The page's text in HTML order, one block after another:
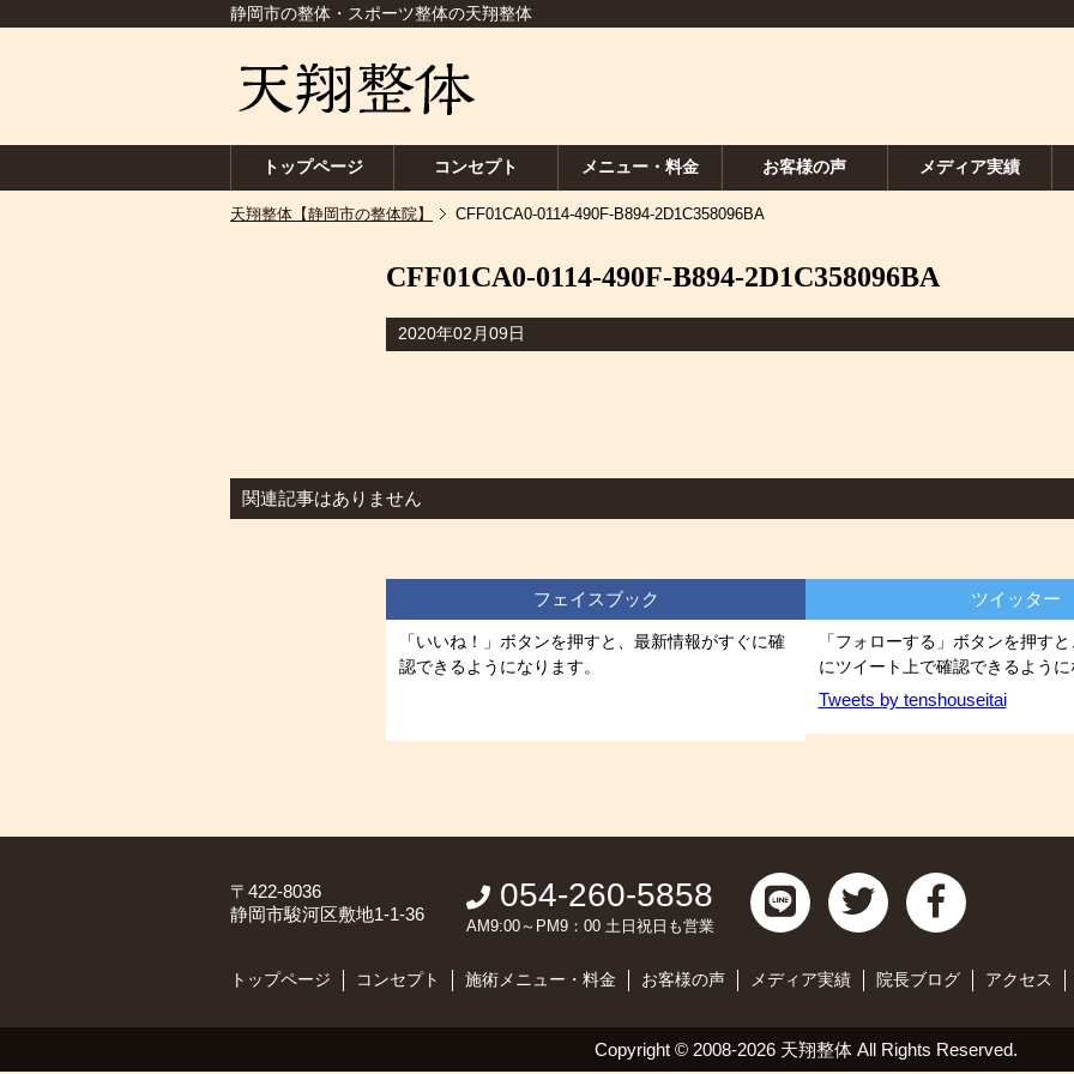
静岡市の整体・スポーツ整体の天翔整体
トップページ コンセプト メニュー・料金 お客様の声 メディア実績
天翔整体【静岡市の整体院】 CFF01CA0-0114-490F-B894-2D1C358096BA
CFF01CA0-0114-490F-B894-2D1C358096BA
2020年02月09日
関連記事はありません
フェイスブック
「いいね！」ボタンを押すと、最新情報がすぐに確
認できるようになります。
ツイッター
「フォローする」ボタンを押す
にツイート上で確認できるよう
Tweets by tenshouseitai
〒422-8036
静岡市駿河区敷地1-1-36
054-260-5858
AM9:00～PM9：00 土日祝日も営業
トップページ コンセプト 施術メニュー・料金 お客様の声 メディア実績 院長ブログ アクセス
Copyright © 2008-2026 天翔整体All Rights Reserved.